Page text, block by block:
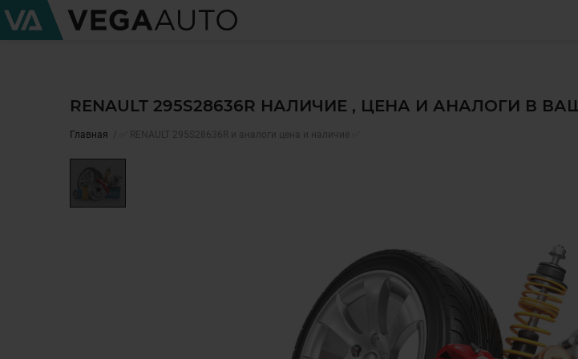
RENAULT 295S28636R НАЛИЧИЕ , ЦЕНА И АНАЛОГИ В
Главная ✅ RENAULT 295S28636R и аналоги цена и наличие ✅